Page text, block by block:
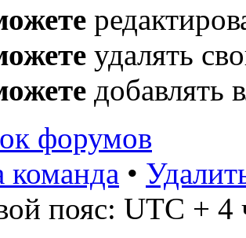
удалять
добавлять
форумов
•
пояс: UTC + 4